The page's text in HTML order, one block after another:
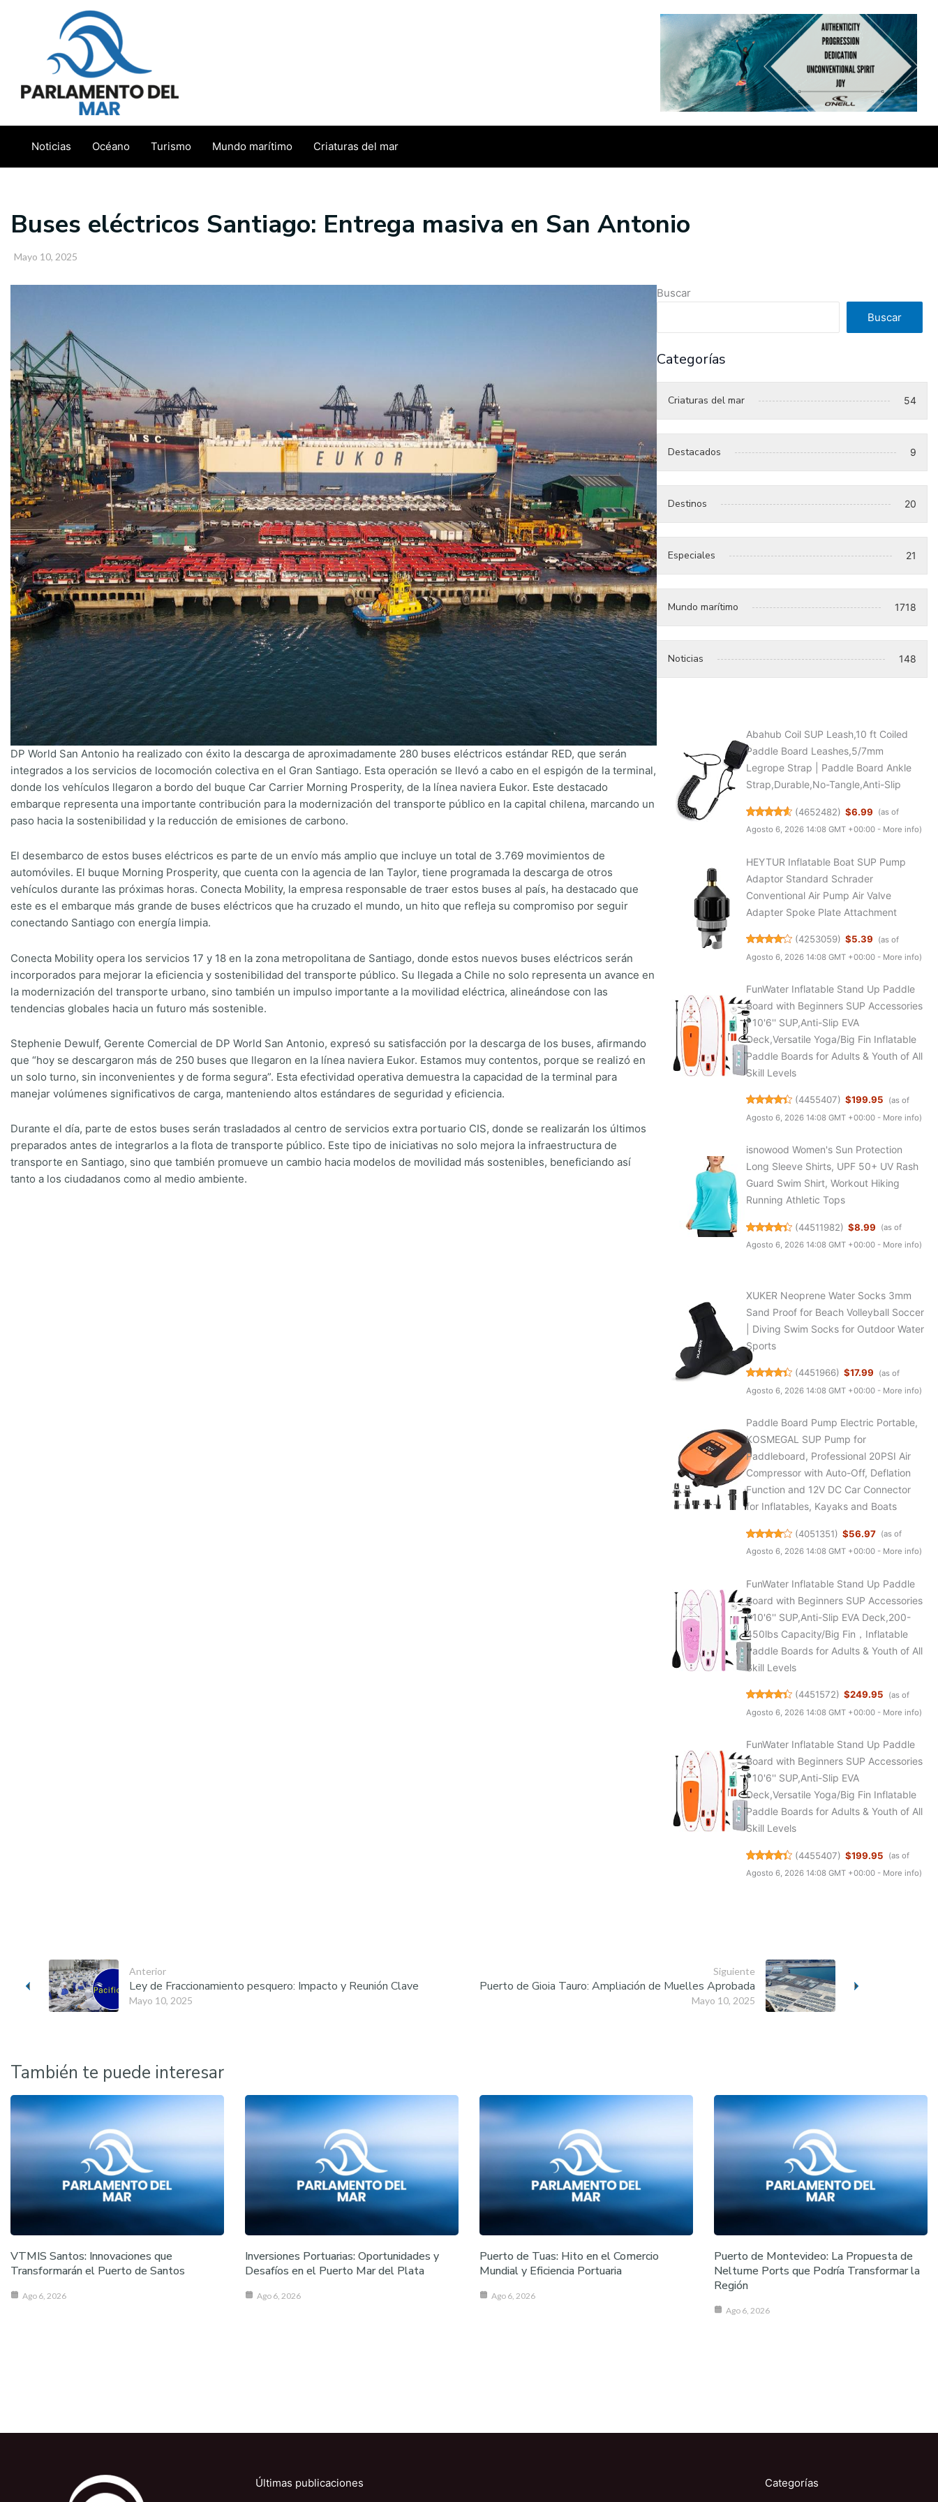
Noticias Océano Turismo Mundo marítimo Criaturas del mar
Buses eléctricos Santiago: Entrega masiva en San Antonio
Mayo 10, 2025
DP World San Antonio ha realizado con éxito la descarga de aproximadamente 280 buses eléctricos estándar RED, que serán
integrados a los servicios de locomoción colectiva en el Gran Santiago. Esta operación se llevó a cabo en el espigón de la terminal,
donde los vehículos llegaron a bordo del buque Car Carrier Morning Prosperity, de la línea naviera Eukor. Este destacado
embarque representa una importante contribución para la modernización del transporte público en la capital chilena, marcando un
paso hacia la sostenibilidad y la reducción de emisiones de carbono.
El desembarco de estos buses eléctricos es parte de un envío más amplio que incluye un total de 3.769 movimientos de
automóviles. El buque Morning Prosperity, que cuenta con la agencia de Ian Taylor, tiene programada la descarga de otros
vehículos durante las próximas horas. Conecta Mobility, la empresa responsable de traer estos buses al país, ha destacado que
este es el embarque más grande de buses eléctricos que ha cruzado el mundo, un hito que refleja su compromiso por seguir
conectando Santiago con energía limpia.
Conecta Mobility opera los servicios 17 y 18 en la zona metropolitana de Santiago, donde estos nuevos buses eléctricos serán
incorporados para mejorar la eficiencia y sostenibilidad del transporte público. Su llegada a Chile no solo representa un avance en
la modernización del transporte urbano, sino también un impulso importante a la movilidad eléctrica, alineándose con las
tendencias globales hacia un futuro más sostenible.
Stephenie Dewulf, Gerente Comercial de DP World San Antonio, expresó su satisfacción por la descarga de los buses, afirmando
que “hoy se descargaron más de 250 buses que llegaron en la línea naviera Eukor. Estamos muy contentos, porque se realizó en
un solo turno, sin inconvenientes y de forma segura”. Esta efectividad operativa demuestra la capacidad de la terminal para
manejar volúmenes significativos de carga, manteniendo altos estándares de seguridad y eficiencia.
Durante el día, parte de estos buses serán trasladados al centro de servicios extra portuario CIS, donde se realizarán los últimos
preparados antes de integrarlos a la flota de transporte público. Este tipo de iniciativas no solo mejora la infraestructura de
transporte en Santiago, sino que también promueve un cambio hacia modelos de movilidad más sostenibles, beneficiando así
tanto a los ciudadanos como al medio ambiente.
Buscar
Buscar
Categorías
Criaturas del mar 54
Destacados 9
Destinos 20
Especiales 21
Mundo marítimo 1718
Noticias 148
Abahub Coil SUP Leash,10 ft Coiled
Paddle Board Leashes,5/7mm
Legrope Strap | Paddle Board Ankle
Strap,Durable,No-Tangle,Anti-Slip
(4652482) $6.99
(as of
Agosto 6, 2026 14:08 GMT +00:00 - More info)
HEYTUR Inflatable Boat SUP Pump
Adaptor Standard Schrader
Conventional Air Pump Air Valve
Adapter Spoke Plate Attachment
(4253059) $5.39
(as of
Agosto 6, 2026 14:08 GMT +00:00 - More info)
FunWater Inflatable Stand Up Paddle
Board with Beginners SUP Accessories
| 10'6'' SUP,Anti-Slip EVA
Deck,Versatile Yoga/Big Fin Inflatable
Paddle Boards for Adults & Youth of All
Skill Levels
(4455407) $199.95
(as of
Agosto 6, 2026 14:08 GMT +00:00 - More info)
isnowood Women's Sun Protection
Long Sleeve Shirts, UPF 50+ UV Rash
Guard Swim Shirt, Workout Hiking
Running Athletic Tops
(44511982) $8.99
(as of
Agosto 6, 2026 14:08 GMT +00:00 - More info)
XUKER Neoprene Water Socks 3mm
Sand Proof for Beach Volleyball Soccer
| Diving Swim Socks for Outdoor Water
Sports
(4451966) $17.99
(as of
Agosto 6, 2026 14:08 GMT +00:00 - More info)
Paddle Board Pump Electric Portable,
KOSMEGAL SUP Pump for
Paddleboard, Professional 20PSI Air
Compressor with Auto-Off, Deflation
Function and 12V DC Car Connector
for Inflatables, Kayaks and Boats
(4051351) $56.97 (as of
Agosto 6, 2026 14:08 GMT +00:00 - More info)
FunWater Inflatable Stand Up Paddle
Board with Beginners SUP Accessories
| 10'6'' SUP,Anti-Slip EVA Deck,200-
450lbs Capacity/Big Fin，Inflatable
Paddle Boards for Adults & Youth of All
Skill Levels
(4451572) $249.95
(as of
Agosto 6, 2026 14:08 GMT +00:00 - More info)
FunWater Inflatable Stand Up Paddle
Board with Beginners SUP Accessories
| 10'6'' SUP,Anti-Slip EVA
Deck,Versatile Yoga/Big Fin Inflatable
Paddle Boards for Adults & Youth of All
Skill Levels
(4455407) $199.95
(as of
Agosto 6, 2026 14:08 GMT +00:00 - More info)
Anterior
Mayo 10, 2025
Ley de Fraccionamiento pesquero: Impacto y Reunión Clave
Siguiente
Mayo 10, 2025
Puerto de Gioia Tauro: Ampliación de Muelles Aprobada
También te puede interesar
VTMIS Santos: Innovaciones que
Transformarán el Puerto de Santos
Ago 6, 2026
Inversiones Portuarias: Oportunidades y
Desafíos en el Puerto Mar del Plata
Ago 6, 2026
Puerto de Tuas: Hito en el Comercio
Mundial y Eficiencia Portuaria
Ago 6, 2026
Puerto de Montevideo: La Propuesta de
Neltume Ports que Podría Transformar la
Región
Ago 6, 2026
Últimas publicaciones Categorías